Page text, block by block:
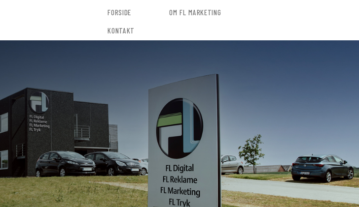
FORSIDE OM FL MARKETING
KONTAKT